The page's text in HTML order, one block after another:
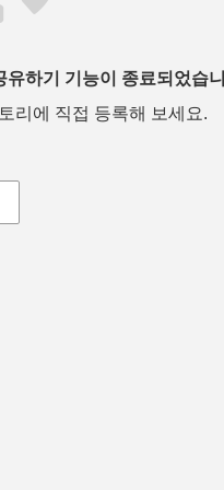
하기 기능이 종료되었습
리에 직접 등록해 보세요.